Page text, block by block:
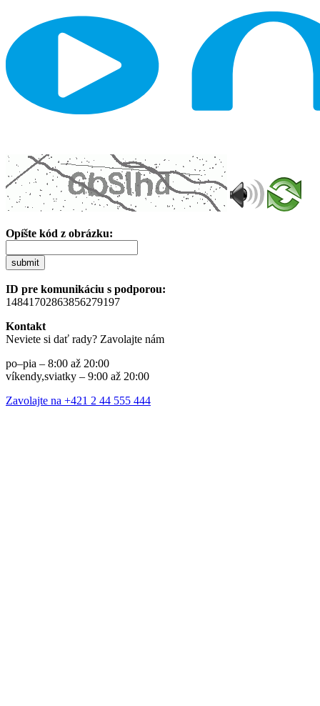
Opíšte kód z obrázku:
submit
ID pre komunikáciu s podporou:
14841702863856279197
Kontakt
Neviete si dať rady? Zavolajte nám
po–pia – 8:00 až 20:00
víkendy,sviatky – 9:00 až 20:00
Zavolajte na +421 2 44 555 444